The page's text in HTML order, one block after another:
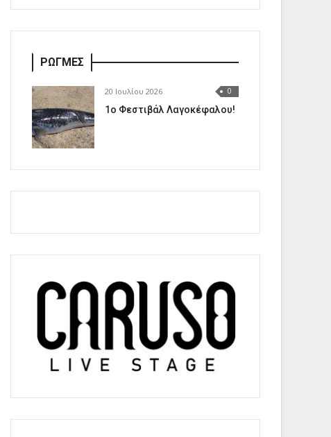
ΡΩΓΜΕΣ
20 Ιουλίου 2026 0
1o Φεστιβάλ Λαγοκέφαλου!